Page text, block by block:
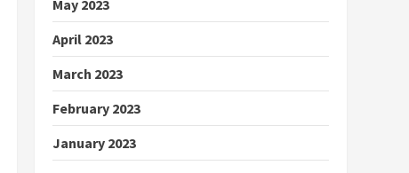
May 2023
April 2023
March 2023
February 2023
January 2023